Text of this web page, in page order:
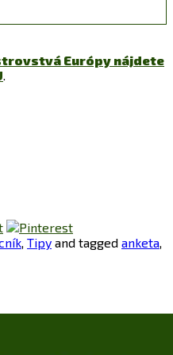
Európy nájdete
.
, Tipy and tagged anketa,